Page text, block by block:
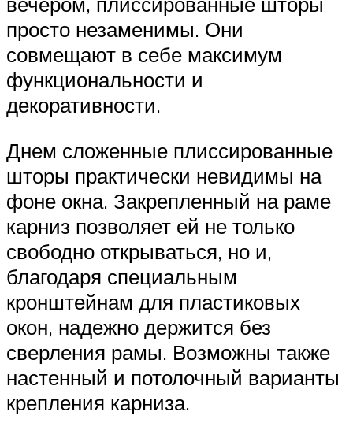
просто незаменимы. Они
совмещают в себе максимум
функциональности и
декоративности.
Днем сложенные плиссированные
шторы практически невидимы на
фоне окна. Закрепленный на раме
карниз позволяет ей не только
свободно открываться, но и,
благодаря специальным
кронштейнам для пластиковых
окон, надежно держится без
сверления рамы. Возможны также
настенный и потолочный варианты
крепления карниза.